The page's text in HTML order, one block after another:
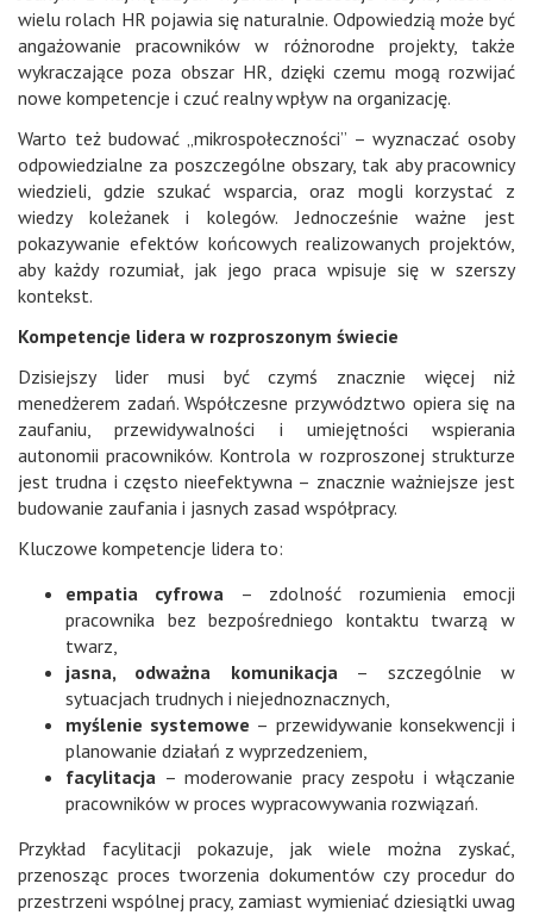
wielu rolach HR pojawia się naturalnie. Odpowiedzią może być
angażowanie pracowników w różnorodne projekty, także
wykraczające poza obszar HR, dzięki czemu mogą rozwijać
nowe kompetencje i czuć realny wpływ na organizację.
Warto też budować „mikrospołeczności” – wyznaczać osoby
odpowiedzialne za poszczególne obszary, tak aby pracownicy
wiedzieli, gdzie szukać wsparcia, oraz mogli korzystać z
wiedzy koleżanek i kolegów. Jednocześnie ważne jest
pokazywanie efektów końcowych realizowanych projektów,
aby każdy rozumiał, jak jego praca wpisuje się w szerszy
kontekst.
Kompetencje lidera w rozproszonym świecie
Dzisiejszy lider musi być czymś znacznie więcej niż
menedżerem zadań. Współczesne przywództwo opiera się na
zaufaniu, przewidywalności i umiejętności wspierania
autonomii pracowników. Kontrola w rozproszonej strukturze
jest trudna i często nieefektywna – znacznie ważniejsze jest
budowanie zaufania i jasnych zasad współpracy.
Kluczowe kompetencje lidera to:
empatia cyfrowa – zdolność rozumienia emocji
pracownika bez bezpośredniego kontaktu twarzą w
twarz,
jasna, odważna komunikacja– szczególnie w
sytuacjach trudnych i niejednoznacznych,
myślenie systemowe – przewidywanie konsekwencji i
planowanie działań z wyprzedzeniem,
facylitacja – moderowanie pracy zespołu i włączanie
pracowników w proces wypracowywania rozwiązań.
Przykład facylitacji pokazuje, jak wiele można zyskać,
przenosząc proces tworzenia dokumentów czy procedur do
przestrzeni wspólnej pracy, zamiast wymieniać dziesiątki uwag